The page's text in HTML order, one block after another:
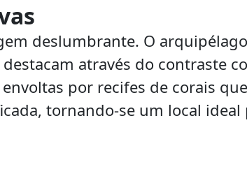
deslumbrante. O
através do contraste
por recifes de corais que
tornando-se um local ideal